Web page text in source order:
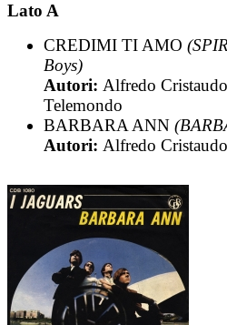
Lato A
CREDIMI TI AMO
Boys)
Autori: Alfredo
Telemondo
BARBARA ANN
Autori: Alfredo